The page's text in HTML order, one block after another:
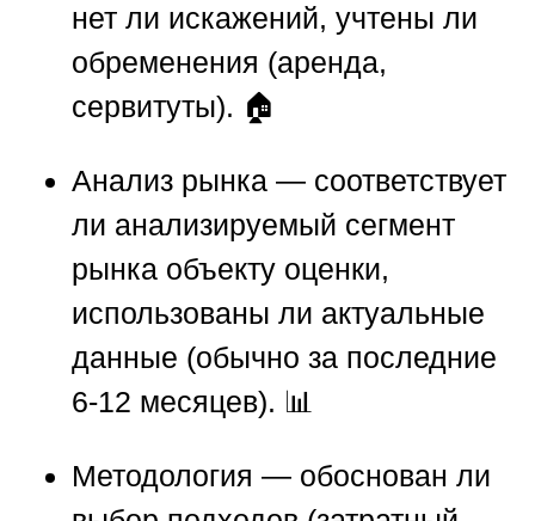
нет ли искажений, учтены ли
обременения (аренда,
сервитуты). 🏠
Анализ рынка — соответствует
ли анализируемый сегмент
рынка объекту оценки,
использованы ли актуальные
данные (обычно за последние
6-12 месяцев). 📊
Методология — обоснован ли